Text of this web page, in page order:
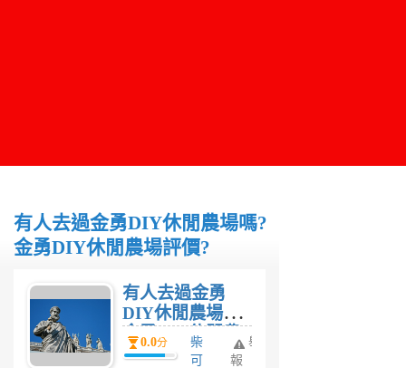
有人去過金勇DIY休閒農場嗎?
金勇DIY休閒農場評價?
有人去過金勇
DIY休閒農場嗎?
金勇DIY休閒農
場評價?
0.0分
柴
可
舉
報